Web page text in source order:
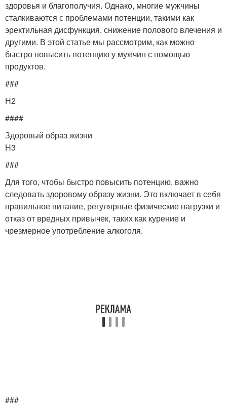
здоровья и благополучия. Однако, многие мужчины
сталкиваются с проблемами потенции, такими как
эректильная дисфункция, снижение полового влечения и
другими. В этой статье мы рассмотрим, как можно
быстро повысить потенцию у мужчин с помощью
продуктов.
###
H2
####
Здоровый образ жизни
H3
###
Для того, чтобы быстро повысить потенцию, важно
следовать здоровому образу жизни. Это включает в себя
правильное питание, регулярные физические нагрузки и
отказ от вредных привычек, таких как курение и
чрезмерное употребление алкоголя.
###